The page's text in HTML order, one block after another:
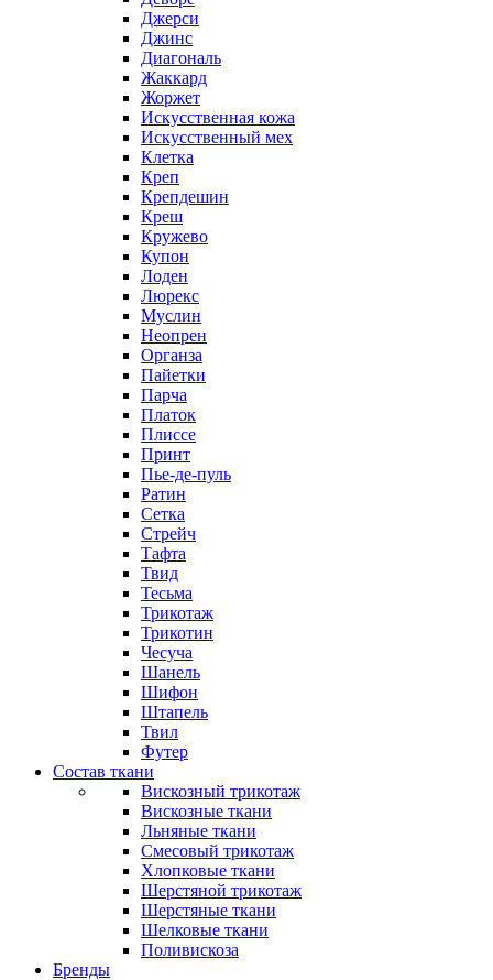
Джерси
Джинс
Диагональ
Жаккард
Жоржет
Искусственная кожа
Искусственный мех
Клетка
Креп
Крепдешин
Креш
Кружево
Купон
Лоден
Люрекс
Муслин
Неопрен
Органза
Пайетки
Парча
Платок
Плиссе
Принт
Пье-де-пуль
Ратин
Сетка
Стрейч
Тафта
Твид
Тесьма
Трикотаж
Трикотин
Чесуча
Шанель
Шифон
Штапель
Твил
Футер
Состав ткани
Вискозный трикотаж
Вискозные ткани
Льняные ткани
Смесовый трикотаж
Хлопковые ткани
Шерстяной трикотаж
Шерстяные ткани
Шелковые ткани
Поливискоза
Бренды